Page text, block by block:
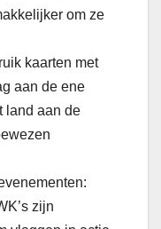
om ze
kaarten met
aan de ene
land aan de
zijn